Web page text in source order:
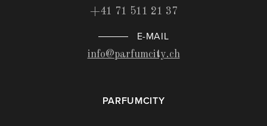
+41 71 511 21 37
E-MAIL
info@parfumcity.ch
PARFUMCITY